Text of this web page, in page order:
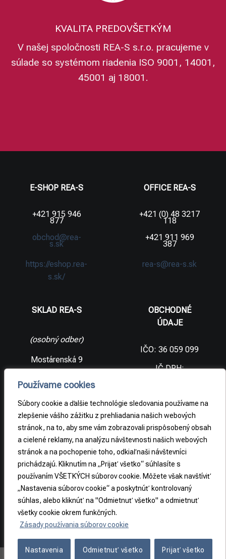
Používame cookies
Súbory cookie a ďalšie technológie sledovania používame na
zlepšenie vášho zážitku z prehliadania našich webových
stránok, na to, aby sme vám zobrazovali prispôsobený obsah
a cielené reklamy, na analýzu návštevnosti našich webových
stránok a na pochopenie toho, odkiaľ naši návštevníci
prichádzajú. Kliknutím na „Prijať všetko“ súhlasíte s
používaním VŠETKÝCH súborov cookie. Môžete však navštíviť
„Nastavenia súborov cookie“ a poskytnúť kontrolovaný
súhlas, alebo kliknúť na "Odmietnuť všetko" a odmietnuť
všetky cookie okrem funkčných.
Zásady používania súborov cookie
Nastavenia Odmietnuť všetko Prijať všetko
KVALITA PREDOVŠETKÝM
V našej spoločnosti REA-S s.r.o. pracujeme v
súlade so systémom riadenia ISO 9001, 14001,
45001 aj 18001.
E-SHOP REA-S
+421 915 946
877
obchod@rea-
s.sk
https://eshop.rea-
s.sk/
OFFICE REA-S
+421 (0) 48 3217
118
+421 911 969
387
rea-s@rea-s.sk
SKLAD REA-S
(osobný odber)
Mostárenská 9
republika
OBCHODNÉ
ÚDAJE
IČO: 36 059 099
IČ DPH:
2021733065
PRÁVNE
INFORMÁCIE
Obchodné
podmienky
Odstúpenie od
zmluvy